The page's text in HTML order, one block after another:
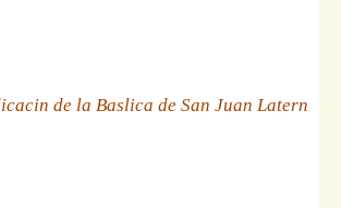
de la Baslica de San Juan Latern